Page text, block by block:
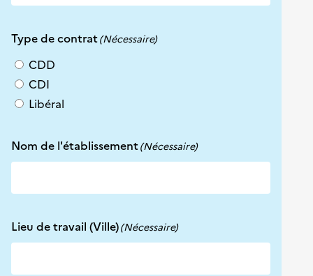
Type de contrat(Nécessaire)
CDD
CDI
Libéral
Nom de l'établissement(Nécessaire)
Lieu de travail (Ville)(Nécessaire)